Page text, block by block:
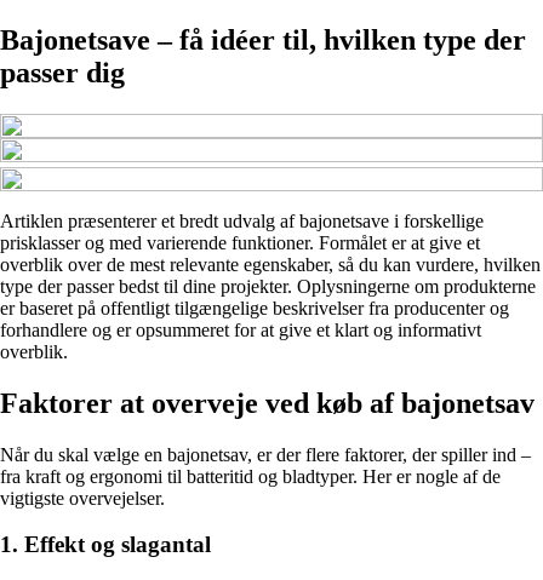
Bajonetsave – få idéer til, hvilken type der
passer dig
Artiklen præsenterer et bredt udvalg af bajonetsave i forskellige
prisklasser og med varierende funktioner. Formålet er at give et
overblik over de mest relevante egenskaber, så du kan vurdere, hvilken
type der passer bedst til dine projekter. Oplysningerne om produkterne
er baseret på offentligt tilgængelige beskrivelser fra producenter og
forhandlere og er opsummeret for at give et klart og informativt
overblik.
Faktorer at overveje ved køb af bajonetsav
Når du skal vælge en bajonetsav, er der flere faktorer, der spiller ind –
fra kraft og ergonomi til batteritid og bladtyper. Her er nogle af de
vigtigste overvejelser.
1. Effekt og slagantal